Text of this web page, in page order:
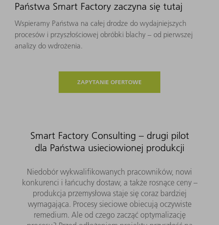
Państwa Smart Factory zaczyna się tutaj
Wspieramy Państwa na całej drodze do wydajniejszych
procesów i przyszłościowej obróbki blachy – od pierwszej
analizy do wdrożenia.
ZAPYTANIE OFERTOWE
Smart Factory Consulting – drugi pilot
dla Państwa usieciowionej produkcji
Niedobór wykwalifikowanych pracowników, nowi
konkurenci i łańcuchy dostaw, a także rosnące ceny –
produkcja przemysłowa staje się coraz bardziej
wymagająca. Procesy sieciowe obiecują oczywiste
remedium. Ale od czego zacząć optymalizację